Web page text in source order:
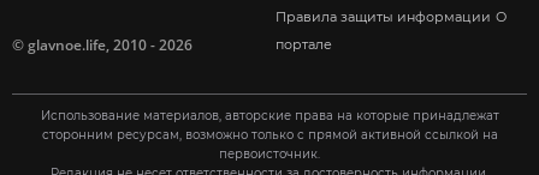
Правила защиты информации О
портале
©glavnoe.life, 2010 - 2026
Использование материалов, авторские права на которые принадлежат
сторонним ресурсам, возможно только с прямой активной ссылкой на
первоисточник.